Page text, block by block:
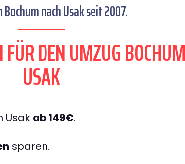
nach Usak seit 2007.
DEN UMZUG BOCHUM
USAK
Usak ab 149€.
sparen.